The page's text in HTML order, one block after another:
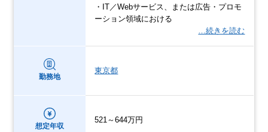
・IT／Webサービス、または広告・プロモ
ーション領域における
…続きを読む
勤務地
東京都
想定年収
521～644万円